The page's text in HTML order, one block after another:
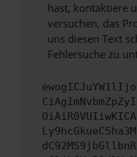
hast, kontaktiere
versuchen, das
uns diesen Text
Fehlersuche zu